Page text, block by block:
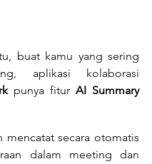
buat kamu yang sering
aplikasi kolaborasi
punya fitur AI Summary
mencatat secara otomatis
dalam meeting dan